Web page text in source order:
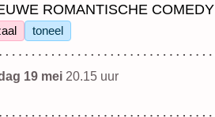
ROMANTISCHE COMEDY
toneel
19 mei 20.15 uur